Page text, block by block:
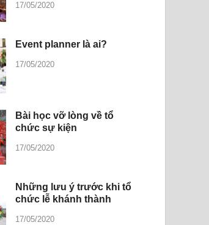
17/05/2020
Event planner là ai?
17/05/2020
Bài học vỡ lòng về tổ
chức sự kiện
17/05/2020
Những lưu ý trước khi tổ
chức lễ khánh thành
17/05/2020